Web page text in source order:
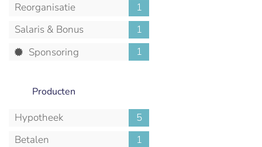
Reorganisatie
1
Salaris & Bonus
1
Sponsoring
1
Producten
Hypotheek
5
Betalen
1